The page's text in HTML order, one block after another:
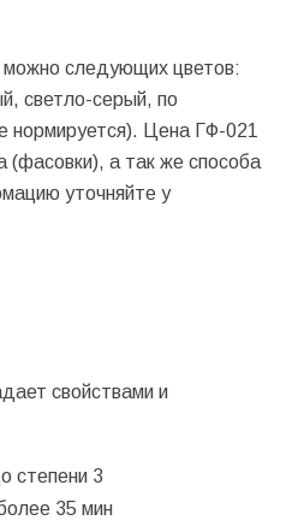
можно следующих цветов:
светло-серый, по
нормируется). Цена ГФ-021
(фасовки), а так же способа
уточняйте у
свойствами и
степени 3
35 мин